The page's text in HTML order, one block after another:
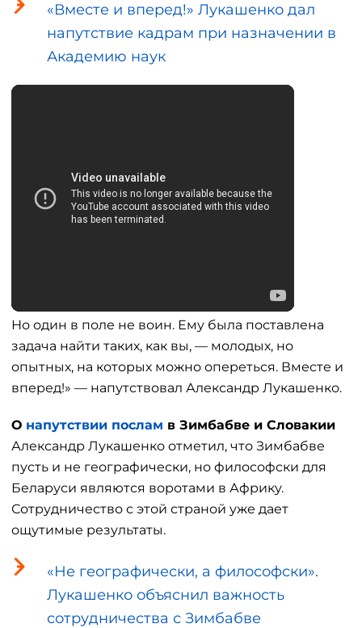
«Вместе и вперед!» Лукашенко дал
напутствие кадрам при назначении в
Академию наук
Но один в поле не воин. Ему была поставлена
задача найти таких, как вы, — молодых, но
опытных, на которых можно опереться. Вместе и
вперед!» — напутствовал Александр Лукашенко.
О напутствии послам в Зимбабве и Словакии
Александр Лукашенко отметил, что Зимбабве
пусть и не географически, но философски для
Беларуси являются воротами в Африку.
Сотрудничество с этой страной уже дает
ощутимые результаты.
«Не географически, а философски».
Лукашенко объяснил важность
сотрудничества с Зимбабве